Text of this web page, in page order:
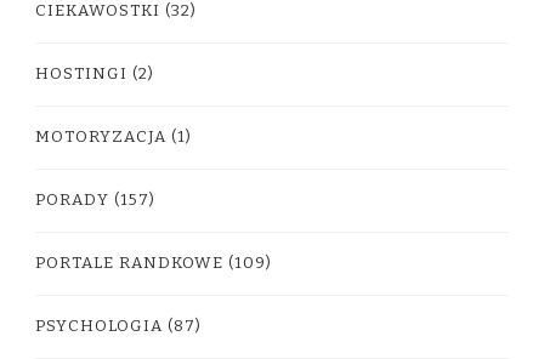
CIEKAWOSTKI (32)
HOSTINGI (2)
MOTORYZACJA (1)
PORADY (157)
PORTALE RANDKOWE (109)
PSYCHOLOGIA (87)